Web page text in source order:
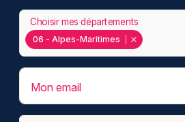
06 - Alpes-Maritimes
Choisir mes départements
Mon email